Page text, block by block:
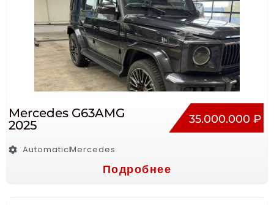
Mercedes G63AMG
2025
35.000.000 ₽
AutomaticMercedes
Подробнее